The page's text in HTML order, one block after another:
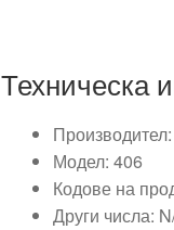
Техническа
Модел: 406
Кодове на
Други числа: